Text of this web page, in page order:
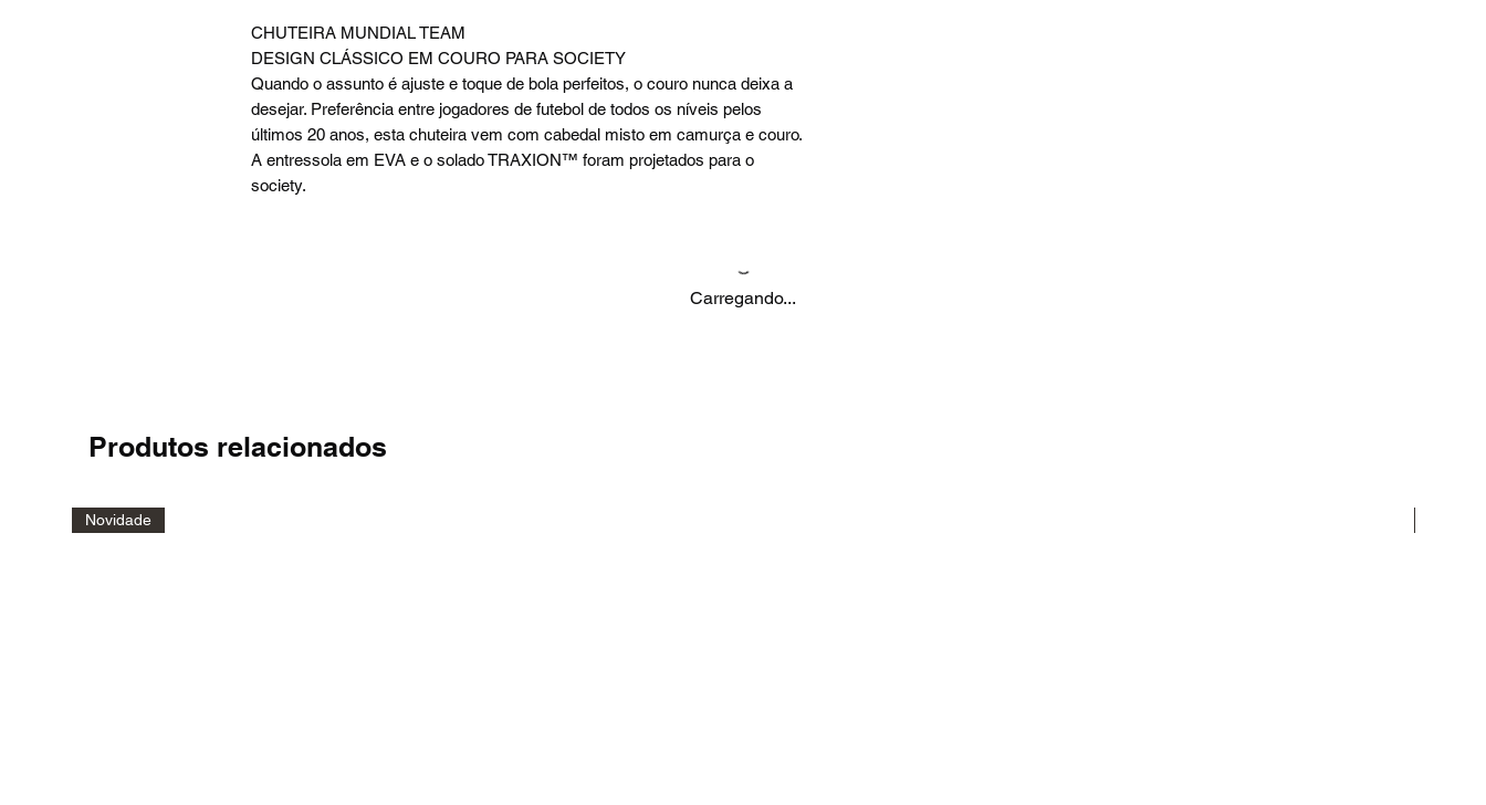
CHUTEIRA MUNDIAL TEAM
DESIGN CLÁSSICO EM COURO PARA SOCIETY
Quando o assunto é ajuste e toque de bola perfeitos, o couro nunca deixa a
desejar. Preferência entre jogadores de futebol de todos os níveis pelos
últimos 20 anos, esta chuteira vem com cabedal misto em camurça e couro.
A entressola em EVA e o solado TRAXION™ foram projetados para o
society.
Carregando...
Produtos relacionados
Novidade